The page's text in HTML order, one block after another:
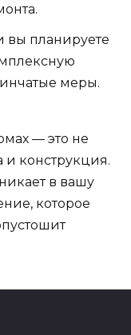
вы планируете
меры.
— это не
и конструкция.
в вашу
которое